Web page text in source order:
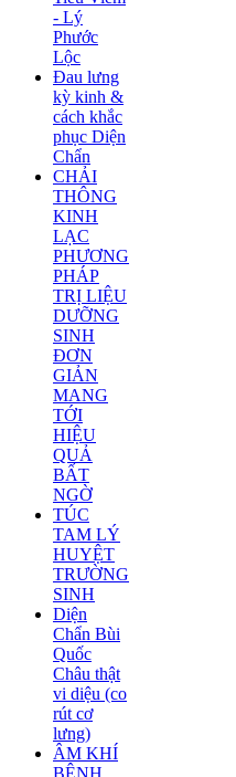
- Lý
Phước
Lộc
Đau lưng
kỳ kinh &
cách khắc
phục Diện
Chẩn
CHẢI
THÔNG
KINH
LẠC
PHƯƠNG
PHÁP
TRỊ LIỆU
DƯỠNG
SINH
ĐƠN
GIẢN
MANG
TỚI
HIỆU
QUẢ
BẤT
NGỜ
TÚC
TAM LÝ
HUYỆT
TRƯỜNG
SINH
Diện
Chẩn Bùi
Quốc
Châu thật
vi diệu (co
rút cơ
lưng)
ÂM KHÍ